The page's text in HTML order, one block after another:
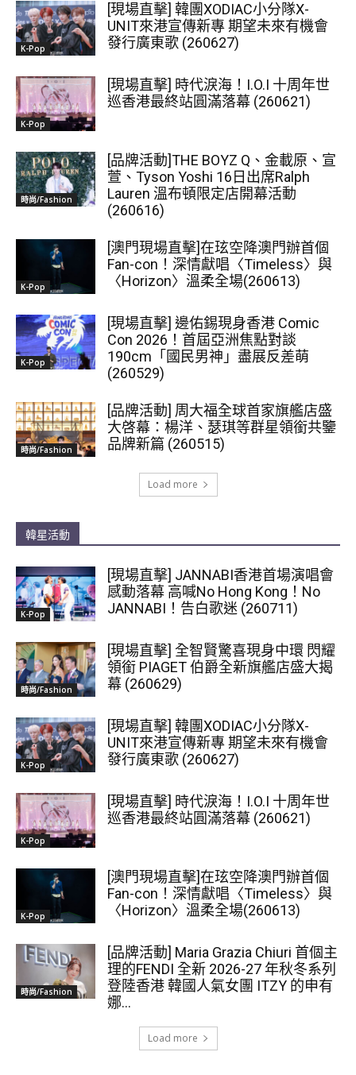
K-Pop
[現場直擊] 韓團XODIAC小分隊X-
UNIT來港宣傳新專 期望未來有機會
發行廣東歌 (260627)
K-Pop
[現場直擊] 時代淚海！I.O.I 十周年世
巡香港最終站圓滿落幕 (260621)
時尚/Fashion
[品牌活動]THE BOYZ Q、金載原、宣
萱、Tyson Yoshi 16日出席Ralph
Lauren 溫布頓限定店開幕活動
(260616)
K-Pop
[澳門現場直擊]在玹空降澳門辦首個
Fan-con！深情獻唱〈Timeless〉與
〈Horizon〉溫柔全場(260613)
K-Pop
[現場直擊] 邊佑錫現身香港 Comic
Con 2026！首屆亞洲焦點對談
190cm「國民男神」盡展反差萌
(260529)
時尚/Fashion
[品牌活動] 周大福全球首家旗艦店盛
大啓幕：楊洋、瑟琪等群星領銜共鑒
品牌新篇 (260515)
Load more
韓星活動
K-Pop
[現場直擊] JANNABI香港首場演唱會
感動落幕 高喊No Hong Kong！No
JANNABI！告白歌迷 (260711)
時尚/Fashion
[現場直擊] 全智賢驚喜現身中環 閃耀
領銜 PIAGET 伯爵全新旗艦店盛大揭
幕 (260629)
K-Pop
[現場直擊] 韓團XODIAC小分隊X-
UNIT來港宣傳新專 期望未來有機會
發行廣東歌 (260627)
K-Pop
[現場直擊] 時代淚海！I.O.I 十周年世
巡香港最終站圓滿落幕 (260621)
K-Pop
[澳門現場直擊]在玹空降澳門辦首個
Fan-con！深情獻唱〈Timeless〉與
〈Horizon〉溫柔全場(260613)
時尚/Fashion
[品牌活動] Maria Grazia Chiuri 首個主
理的FENDI 全新 2026-27 年秋冬系列
登陸香港 韓國人氣女團 ITZY 的申有
娜...
Load more